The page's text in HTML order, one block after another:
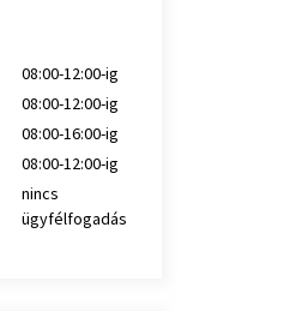
08:00-12:00-ig
08:00-12:00-ig
08:00-16:00-ig
08:00-12:00-ig
nincs
ügyfélfogadás